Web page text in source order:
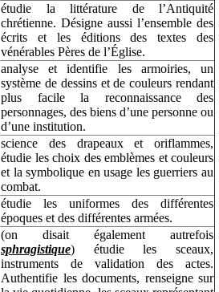
étudie la littérature de l’Antiquité
chrétienne. Désigne aussi l’ensemble des
écrits et les éditions des textes des
vénérables Pères de l’Église.
analyse et identifie les armoiries, un
système de dessins et de couleurs rendant
plus facile la reconnaissance des
personnages, des biens d’une personne ou
d’une institution.
science des drapeaux et oriflammes,
étudie les choix des emblèmes et couleurs
et la symbolique en usage les guerriers au
combat.
étudie les uniformes des différentes
époques et des différentes armées.
(on disait également autrefois
sphragistique) étudie les sceaux,
instruments de validation des actes.
Authentifie les documents, renseigne sur